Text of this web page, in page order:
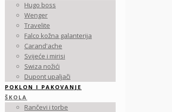
Hugo boss
Wenger
Travelite
Falco kožna galanterija
Carand'ache
Svijeće i mirisi
Swiza nožići
Dupont upaljači
POKLON I PAKOVANJE
ŠKOLA
Rančevi i torbe